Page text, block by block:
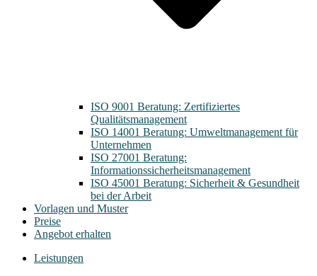
ISO 9001 Beratung: Zertifiziertes
Qualitätsmanagement
ISO 14001 Beratung: Umweltmanagement für
Unternehmen
ISO 27001 Beratung:
Informationssicherheitsmanagement
ISO 45001 Beratung: Sicherheit & Gesundheit
bei der Arbeit
Vorlagen und Muster
Preise
Angebot erhalten
Leistungen